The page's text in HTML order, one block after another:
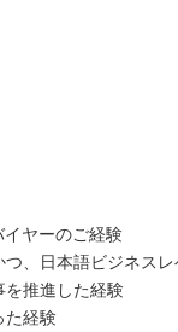
イヤーのご経験
、日本語ビジネス
を推進した経験
た経験